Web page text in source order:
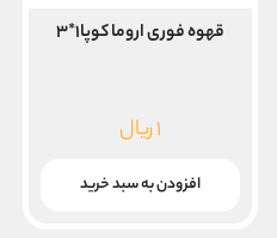
قهوه فوری اروما کوپا۱*۳
۱ریال
افزودن به سبد خرید